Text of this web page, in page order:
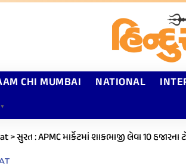
CHI MUMBAI NATIONAL
▼
>સુરત : APMC માર્કેટમાં શાકભાજી લેવા 10